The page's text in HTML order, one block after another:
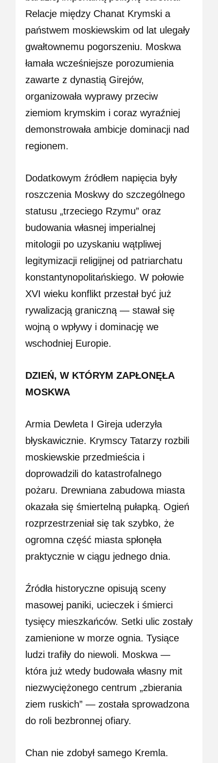
Relacje między Chanat Krymski a
państwem moskiewskim od lat ulegały
gwałtownemu pogorszeniu. Moskwa
łamała wcześniejsze porozumienia
zawarte z dynastią Girejów,
organizowała wyprawy przeciw
ziemiom krymskim i coraz wyraźniej
demonstrowała ambicje dominacji nad
regionem.
Dodatkowym źródłem napięcia były
roszczenia Moskwy do szczególnego
statusu „trzeciego Rzymu” oraz
budowania własnej imperialnej
mitologii po uzyskaniu wątpliwej
legitymizacji religijnej od patriarchatu
konstantynopolitańskiego. W połowie
XVI wieku konflikt przestał być już
rywalizacją graniczną — stawał się
wojną o wpływy i dominację we
wschodniej Europie.
DZIEŃ, W KTÓRYM ZAPŁONĘŁA
MOSKWA
Armia Dewleta I Gireja uderzyła
błyskawicznie. Krymscy Tatarzy rozbili
moskiewskie przedmieścia i
doprowadzili do katastrofalnego
pożaru. Drewniana zabudowa miasta
okazała się śmiertelną pułapką. Ogień
rozprzestrzeniał się tak szybko, że
ogromna część miasta spłonęła
praktycznie w ciągu jednego dnia.
Źródła historyczne opisują sceny
masowej paniki, ucieczek i śmierci
tysięcy mieszkańców. Setki ulic zostały
zamienione w morze ognia. Tysiące
ludzi trafiły do niewoli. Moskwa —
która już wtedy budowała własny mit
niezwyciężonego centrum „zbierania
ziem ruskich” — została sprowadzona
do roli bezbronnej ofiary.
Chan nie zdobył samego Kremla.